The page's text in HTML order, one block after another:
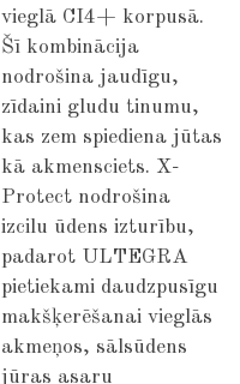
vieglā CI4+ korpusā.
Šī kombinācija
nodrošina jaudīgu,
zīdaini gludu tinumu,
kas zem spiediena jūtas
kā akmensciets. X-
Protect nodrošina
izcilu ūdens izturību,
padarot ULTEGRA
pietiekami daudzpusīgu
makšķerēšanai vieglās
akmeņos, sālsūdens
jūras asaru